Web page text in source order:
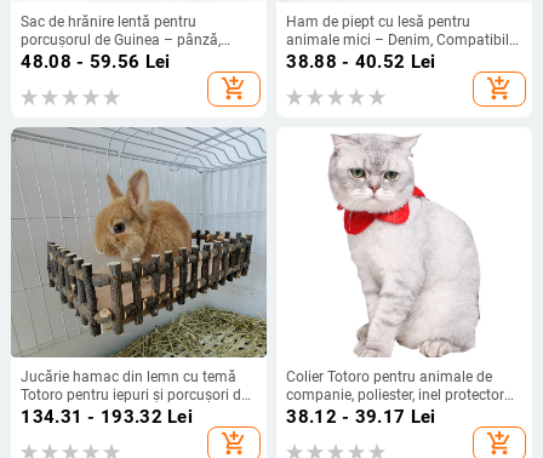
Sac de hrănire lentă pentru
porcușorul de Guinea – pânză,
motiv Totoro, auto-hrănire, poate fi
48.08 - 59.56 Lei
add_shopping_cart
Ham de piept cu lesă pentru
animale mici – Denim, Compatibil
cu Totoro
38.88 - 40.52 Lei
add_shopping_cart
Jucărie hamac din lemn cu temă
Totoro pentru iepuri și porcușori de
Guineea, cu design din ramuri de
134.31 - 193.32 Lei
add_shopping_cart
Colier Totoro pentru animale de
companie, poliester, inel protector
elizabetan, marcă Jizai
38.12 - 39.17 Lei
add_shopping_cart